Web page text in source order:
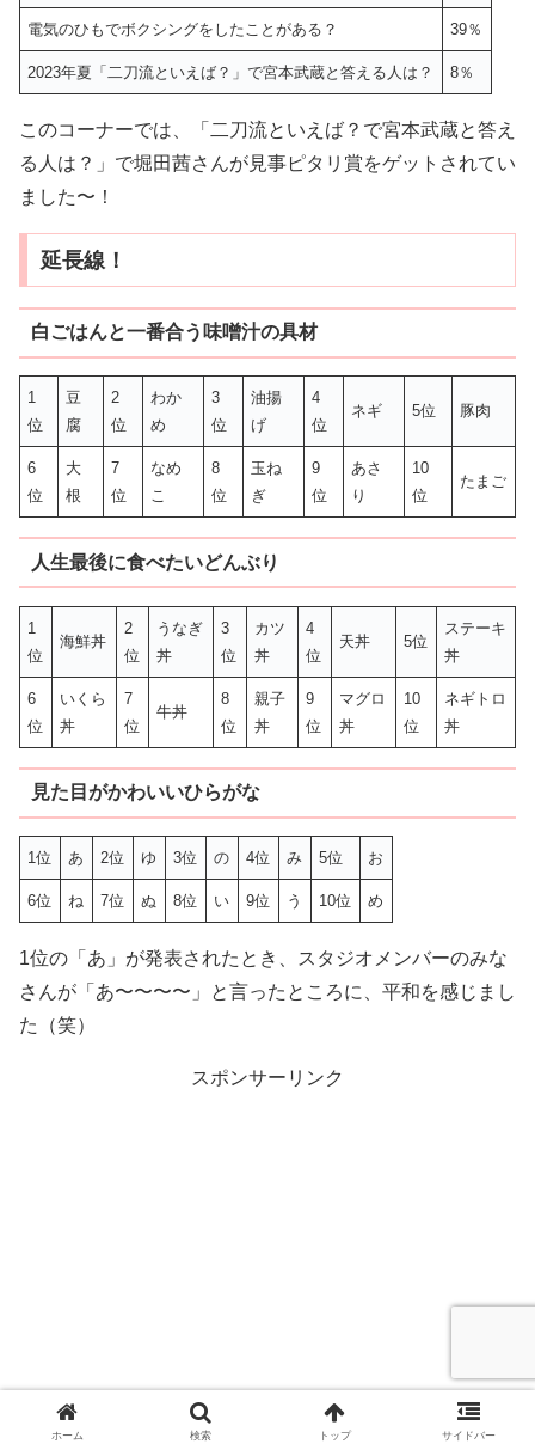
電気のひもでボクシングをしたことがある？ 39％
2023年夏「二刀流といえば？」で宮本武蔵と答える人は？ 8％
このコーナーでは、「二刀流といえば？で宮本武蔵と答え
る人は？」で堀田茜さんが見事ピタリ賞をゲットされてい
ました〜！
延長線！
白ごはんと一番合う味噌汁の具材
1
位
豆
腐
2
位
わか
め
3
位
油揚
げ
4
位
ネギ 5位 豚肉
6
位
大
根
7
位
なめ
こ
8
位
玉ね
ぎ
9
位
あさ
り
10
位
たまご
人生最後に食べたいどんぶり
1
位
海鮮丼
2
位
うなぎ
丼
3
位
カツ
丼
4
位
天丼 5位
ステーキ
丼
6
位
いくら
丼
7
位
牛丼
8
位
親子
丼
9
位
マグロ
丼
10
位
ネギトロ
丼
見た目がかわいいひらがな
1位 あ 2位 ゆ 3位 の 4位 み 5位 お
6位 ね 7位 ぬ 8位 い 9位 う 10位 め
1位の「あ」が発表されたとき、スタジオメンバーのみな
さんが「あ〜〜〜〜」と言ったところに、平和を感じまし
た（笑）
スポンサーリンク
ホーム 検索 トップ サイドバー